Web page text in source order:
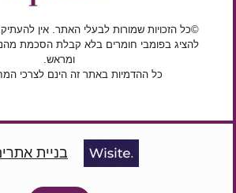
©כל הזכויות שמורות לבעלי האתר. אין
להציג בפומבי חומרים בלא קבלת הסכמת
ומראש.
כל ההדמיות באתר זה הינם לצרכי
בניית